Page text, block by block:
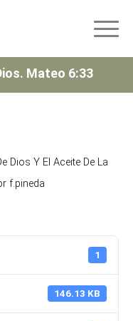
Mateo 6:33
Dios Y El Aceite De La
f.pineda
1
146.13 KB